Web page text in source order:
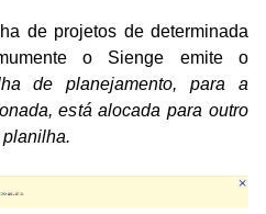
de projetos de determinada
o Sienge emite o
de planejamento, para a
está alocada para outro
planilha.